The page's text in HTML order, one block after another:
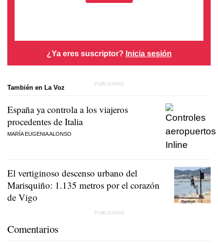
¿Ya eres suscriptor? Inicia sesión
También en La Voz
España ya controla a los viajeros
procedentes de Italia
MARÍA EUGENIA ALONSO
El vertiginoso descenso urbano del
Marisquiño: 1.135 metros por el corazón
de Vigo
Comentarios